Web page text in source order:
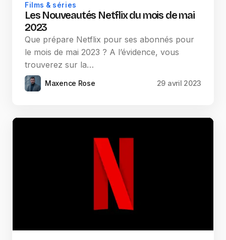
Films & séries
Les Nouveautés Netflix du mois de mai
2023
Que prépare Netflix pour ses abonnés pour
le mois de mai 2023 ? A l’évidence, vous
trouverez sur la…
Maxence Rose 29 avril 2023